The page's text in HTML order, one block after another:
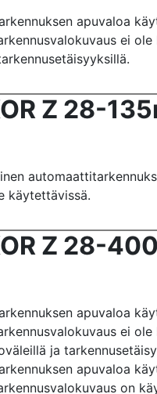
apuvaloa
ei
Z 28-
käytettävissä.
Z 28-
apuvaloa
ei
ja
apuvaloa
on